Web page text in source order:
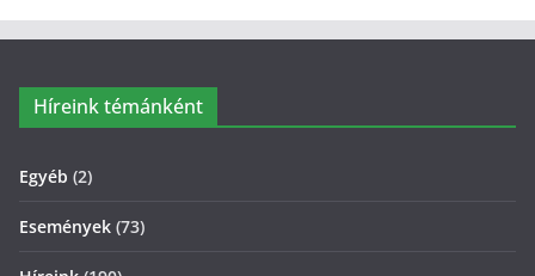
Híreink témánként
Egyéb (2)
Események (73)